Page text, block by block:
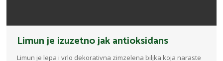
Limun je izuzetno jak antioksidans
Limun je lepa i vrlo dekorativna zimzelena biljka koja naraste